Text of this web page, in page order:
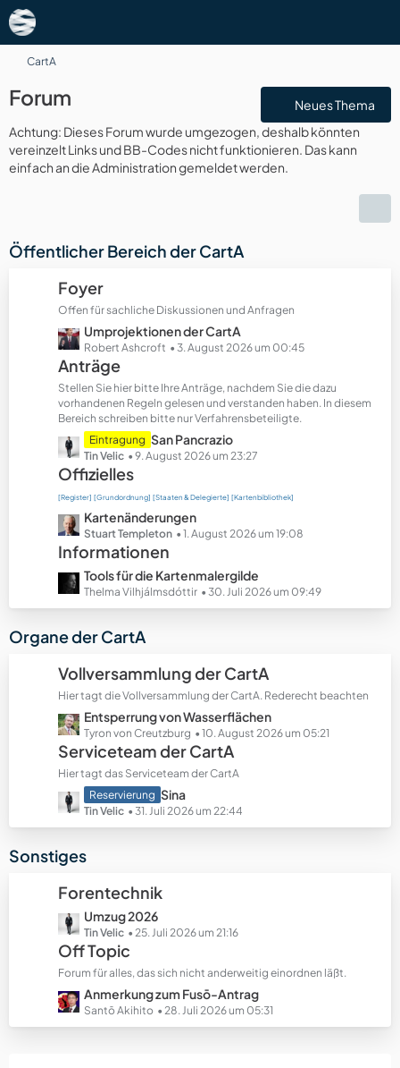
CartA
Forum
Neues Thema
Achtung: Dieses Forum wurde umgezogen, deshalb könnten
vereinzelt Links und BB-Codes nicht funktionieren. Das kann
einfach an die Administration gemeldet werden.
Öffentlicher Bereich der CartA
Foyer
Offen für sachliche Diskussionen und Anfragen
L
e
t
z
t
e
B
e
i
t
ä
g
e
Umprojektionen der CartA
Robert Ashcroft 3. August 2026 um 00:45
Anträge
Stellen Sie hier bitte Ihre Anträge, nachdem Sie die dazu
vorhandenen Regeln gelesen und verstanden haben. In diesem
Bereich schreiben bitte nur Verfahrensbeteiligte.
L
e
t
z
t
e
B
ä
e
Eintragung San Pancrazio
Tin Velic 9. August 2026 um 23:27
Offizielles
[Register] [Grundordnung] [Staaten & Delegierte] [Kartenbibliothek]
L
e
z
e
e
t
r
ä
g
e
Kartenänderungen
Stuart Templeton 1. August 2026 um 19:08
Informationen
L
e
t
t
e
B
e
i
t
r
ä
g
e
Tools für die Kartenmalergilde
Thelma Vilhjálmsdóttir 30. Juli 2026 um 09:49
Organe der CartA
Vollversammlung der CartA
Hier tagt die Vollversammlung der CartA. Rederecht beachten
L
e
t
z
t
e
B
i
r
ä
g
e
Entsperrung von Wasserflächen
Tyron von Creutzburg 10. August 2026 um 05:21
Serviceteam der CartA
Hier tagt das Serviceteam der CartA
L
e
t
t
e
B
e
i
t
r
ä
g
e
Reservierung Sina
Tin Velic 31. Juli 2026 um 22:44
Sonstiges
Forentechnik
L
e
t
z
t
e
B
Umzug 2026
Tin Velic 25. Juli 2026 um 21:16
Off Topic
Forum für alles, das sich nicht anderweitig einordnen läßt.
L
e
t
Anmerkung zum Fusō-Antrag
Santō Akihito 28. Juli 2026 um 05:31